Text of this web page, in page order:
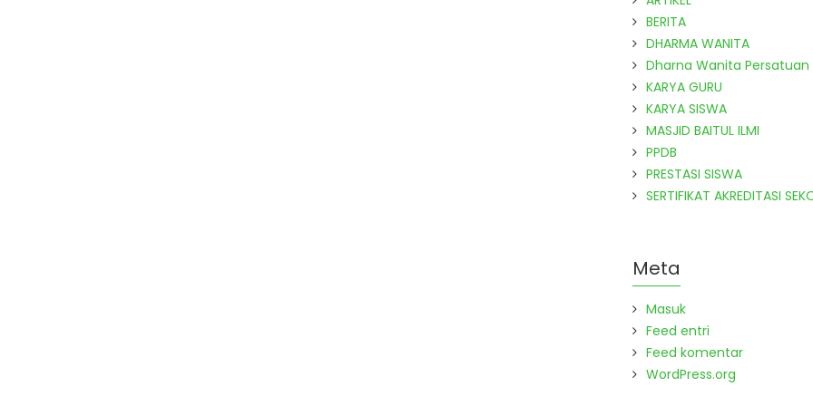
BERITA
DHARMA WANITA
Dharna Wanita Persatuan
KARYA GURU
KARYA SISWA
MASJID BAITUL ILMI
PPDB
PRESTASI SISWA
SERTIFIKAT AKREDITASI
Meta
Masuk
Feed entri
Feed komentar
WordPress.org